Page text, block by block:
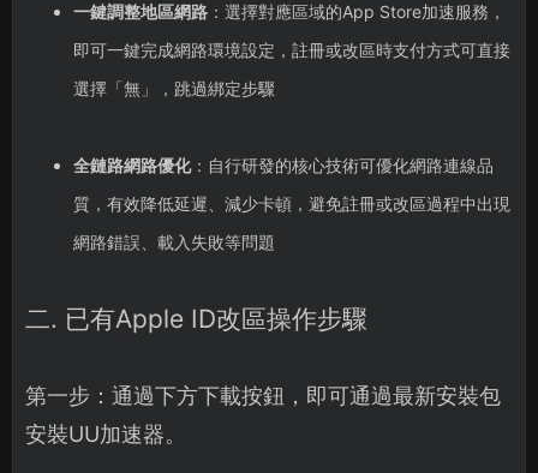
一鍵調整地區網路：選擇對應區域的App Store加速服務，
即可一鍵完成網路環境設定，註冊或改區時支付方式可直接
選擇「無」，跳過綁定步驟
全鏈路網路優化：自行研發的核心技術可優化網路連線品
質，有效降低延遲、減少卡頓，避免註冊或改區過程中出現
網路錯誤、載入失敗等問題
二. 已有Apple ID改區操作步驟
第一步：通過下方下載按鈕，即可通過最新安裝包
安裝UU加速器。